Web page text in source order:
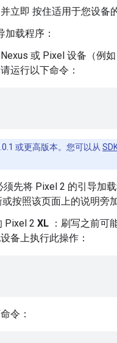
立即 按住适用于您设备
载程序：
或 Pixel 设备（例如
运行以下命令：
或更高版本。您可以从
先将 Pixel 2 的引导加
按照该页面上的说明旁
Pixel 2 XL ：刷写之前可
备上执行此操作：
令：